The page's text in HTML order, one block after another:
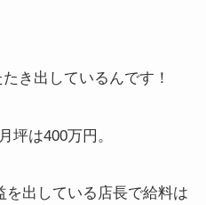
たき出しているんです！
坪は400万円。
を出している店長で給料は